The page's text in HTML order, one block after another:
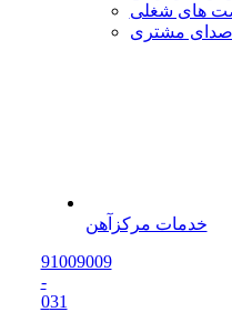
های شغلی
صدای مشتری
خدمات مرکزآهن
91009009
-
031